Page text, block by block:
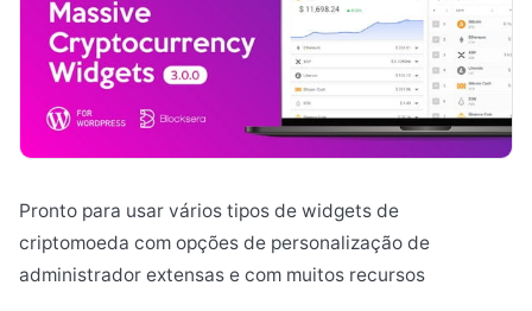
Pronto para usar vários tipos de widgets de
criptomoeda com opções de personalização de
administrador extensas e com muitos recursos